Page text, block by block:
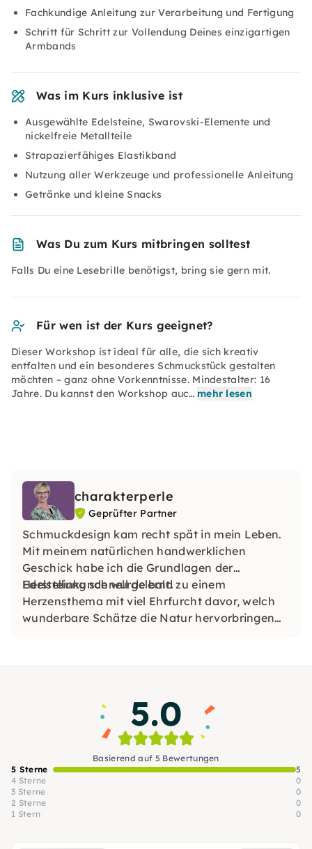
Fachkundige Anleitung zur Verarbeitung und Fertigung
Schritt für Schritt zur Vollendung Deines einzigartigen
Armbands
Was im Kurs inklusive ist
Ausgewählte Edelsteine, Swarovski-Elemente und
nickelfreie Metallteile
Strapazierfähiges Elastikband
Nutzung aller Werkzeuge und professionelle Anleitung
Getränke und kleine Snacks
Was Du zum Kurs mitbringen solltest
Falls Du eine Lesebrille benötigst, bring sie gern mit.
Für wen ist der Kurs geeignet?
Dieser Workshop ist ideal für alle, die sich kreativ
entfalten und ein besonderes Schmuckstück gestalten
möchten – ganz ohne Vorkenntnisse. Mindestalter: 16
Jahre. Du kannst den Workshop auc… mehr lesen
charakterperle
Geprüfter Partner
Schmuckdesign kam recht spät in mein Leben.
Mit meinem natürlichen handwerklichen
Geschick habe ich die Grundlagen der
Herstellung schnell gelernt.
Edelsteinkunde wurde bald zu einem
Herzensthema mit viel Ehrfurcht davor, welch
wunderbare Schätze die Natur hervorbringen
5.0
Basierend auf 5 Bewertungen
5 Sterne
5
4 Sterne
0
3 Sterne
0
2 Sterne
0
1 Stern
0